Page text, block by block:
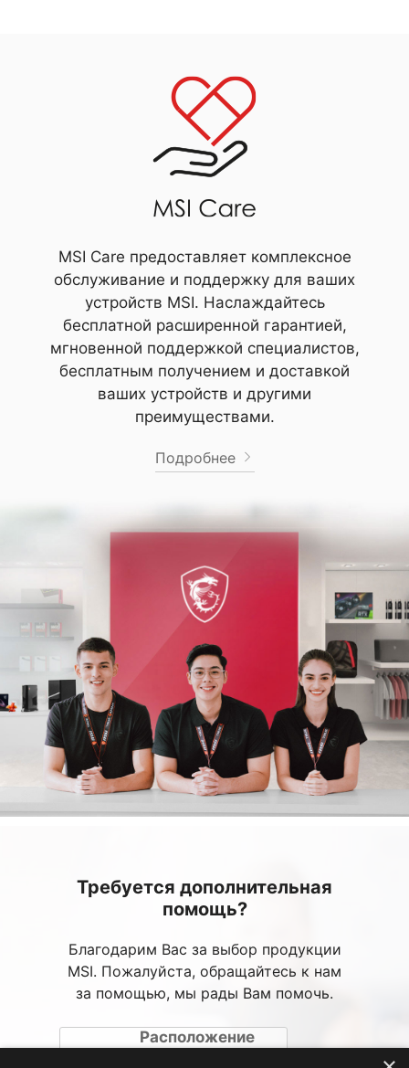
MSI Care предоставляет комплексное
обслуживание и поддержку для ваших
устройств MSI. Наслаждайтесь
бесплатной расширенной гарантией,
мгновенной поддержкой специалистов,
бесплатным получением и доставкой
ваших устройств и другими
преимуществами.
Подробнее
Требуется дополнительная
помощь?
Благодарим Вас за выбор продукции
MSI. Пожалуйста, обращайтесь к нам
за помощью, мы рады Вам помочь.
Расположение